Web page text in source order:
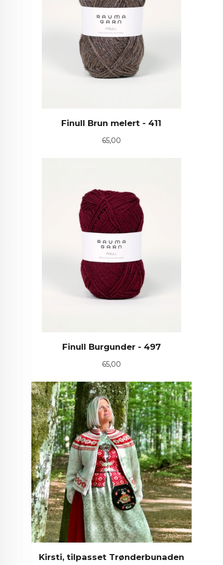
Finull Brun melert - 411
Pris
65,00
Finull Burgunder - 497
Pris
65,00
Kirsti, tilpasset Trønderbunaden